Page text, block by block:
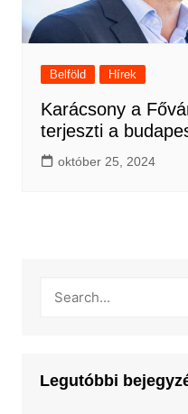
Belföld Hírek
Karácsony a
terjeszti a
október 25, 2024
Legutóbbi